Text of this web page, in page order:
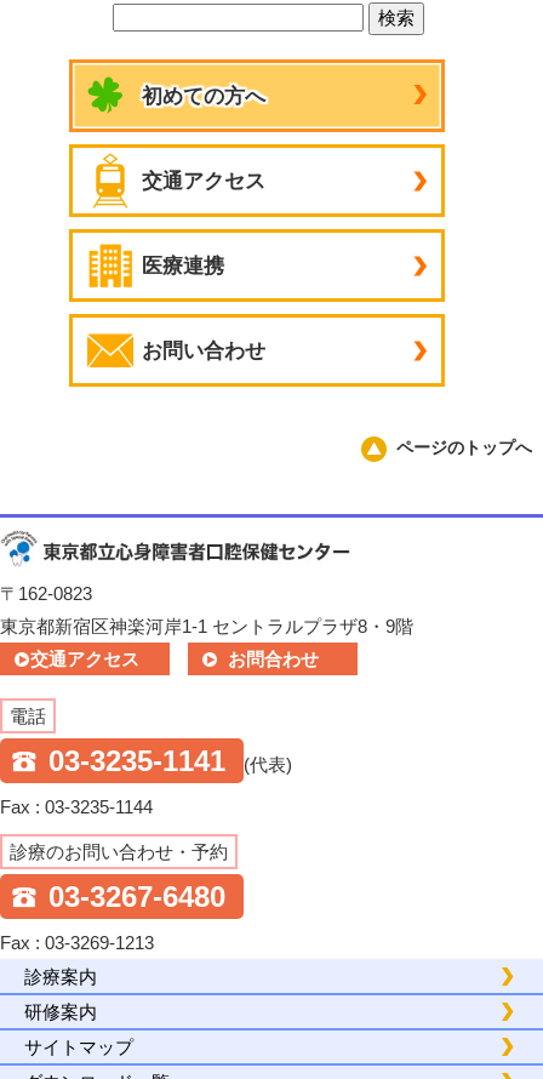
初めての方へ
交通アクセス
医療連携
お問い合わせ
ページのトップへ
〒162-0823
東京都新宿区神楽河岸1-1 セントラルプラザ8・9階
交通アクセス
お問合わせ
電話
03-3235-1141 (代表)
Fax : 03-3235-1144
診療のお問い合わせ・予約
03-3267-6480
Fax : 03-3269-1213
診療案内
研修案内
サイトマップ